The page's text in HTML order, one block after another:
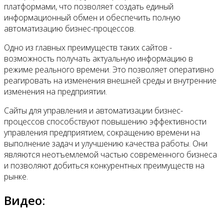
платформами, что позволяет создать единый
информационный обмен и обеспечить полную
автоматизацию бизнес-процессов.
Одно из главных преимуществ таких сайтов -
возможность получать актуальную информацию в
режиме реального времени. Это позволяет оперативно
реагировать на изменения внешней среды и внутренние
изменения на предприятии.
Сайты для управления и автоматизации бизнес-
процессов способствуют повышению эффективности
управления предприятием, сокращению времени на
выполнение задач и улучшению качества работы. Они
являются неотъемлемой частью современного бизнеса
и позволяют добиться конкурентных преимуществ на
рынке.
Видео: